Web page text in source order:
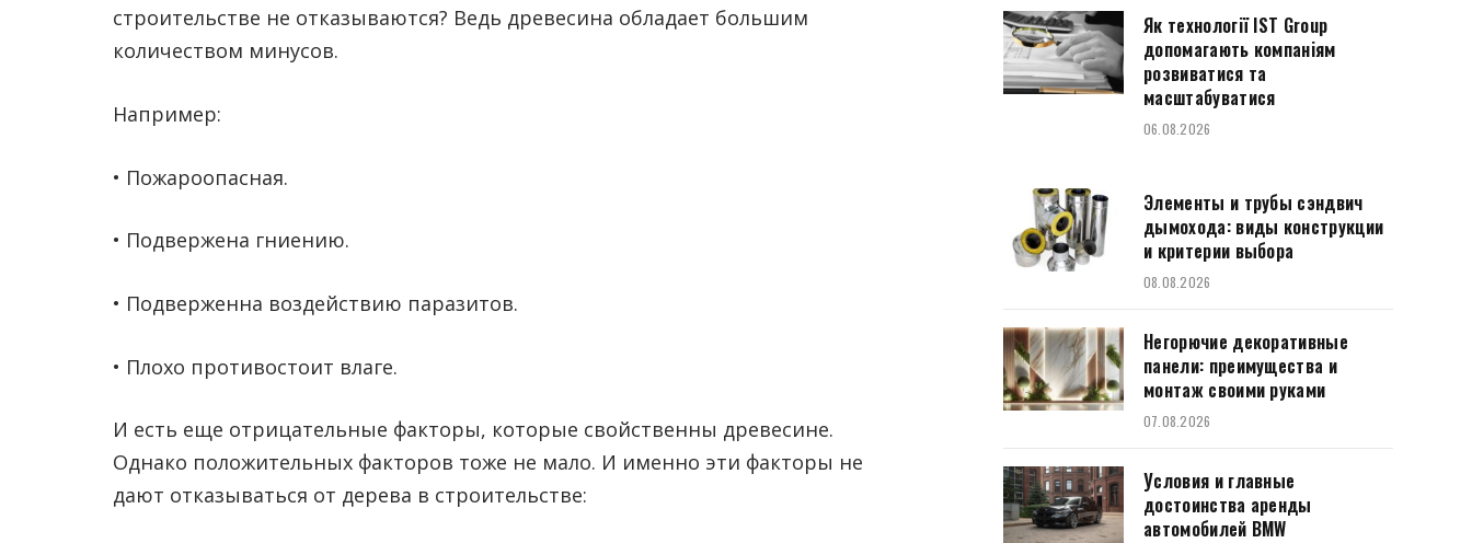
строительстве не отказываются? Ведь древесина обладает большим
количеством минусов.
Например:
• Пожароопасная.
• Подвержена гниению.
• Подверженна воздействию паразитов.
• Плохо противостоит влаге.
И есть еще отрицательные факторы, которые свойственны древесине.
Однако положительных факторов тоже не мало. И именно эти факторы не
дают отказываться от дерева в строительстве:
Як технології IST Group
допомагають компаніям
розвиватися та
масштабуватися
06.08.2026
Элементы и трубы сэндвич
дымохода: виды конструкции
и критерии выбора
08.08.2026
Негорючие декоративные
панели: преимущества и
монтаж своими руками
07.08.2026
Условия и главные
достоинства аренды
автомобилей BMW